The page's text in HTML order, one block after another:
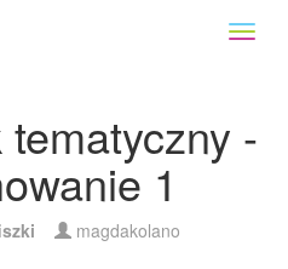
tematyczny -
1
magdakolano